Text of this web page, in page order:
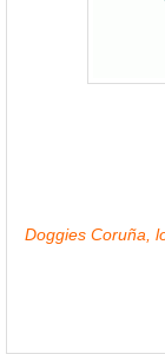
Doggies Coruña,